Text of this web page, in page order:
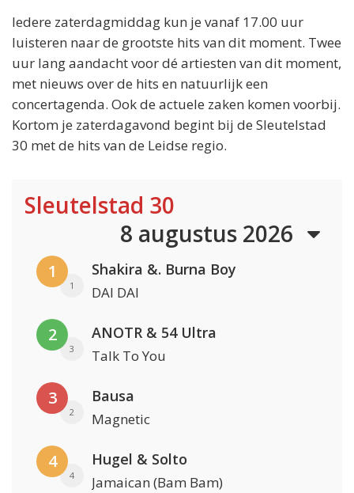
Iedere zaterdagmiddag kun je vanaf 17.00 uur
luisteren naar de grootste hits van dit moment. Twee
uur lang aandacht voor dé artiesten van dit moment,
met nieuws over de hits en natuurlijk een
concertagenda. Ook de actuele zaken komen voorbij.
Kortom je zaterdagavond begint bij de Sleutelstad
30 met de hits van de Leidse regio.
Sleutelstad 30
8 augustus 2026
1
1
Shakira &. Burna Boy
DAI DAI
2
3
ANOTR & 54 Ultra
Talk To You
3
2
Bausa
Magnetic
4
4
Hugel & Solto
Jamaican (Bam Bam)